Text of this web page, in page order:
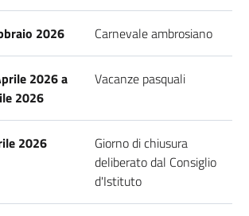
2026 Carnevale ambrosiano
2026 a
2026
Vacanze pasquali
2026
Giorno di chiusura
deliberato dal Consiglio
d'Istituto